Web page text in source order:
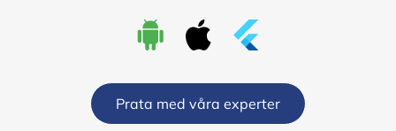
Prata med våra experter